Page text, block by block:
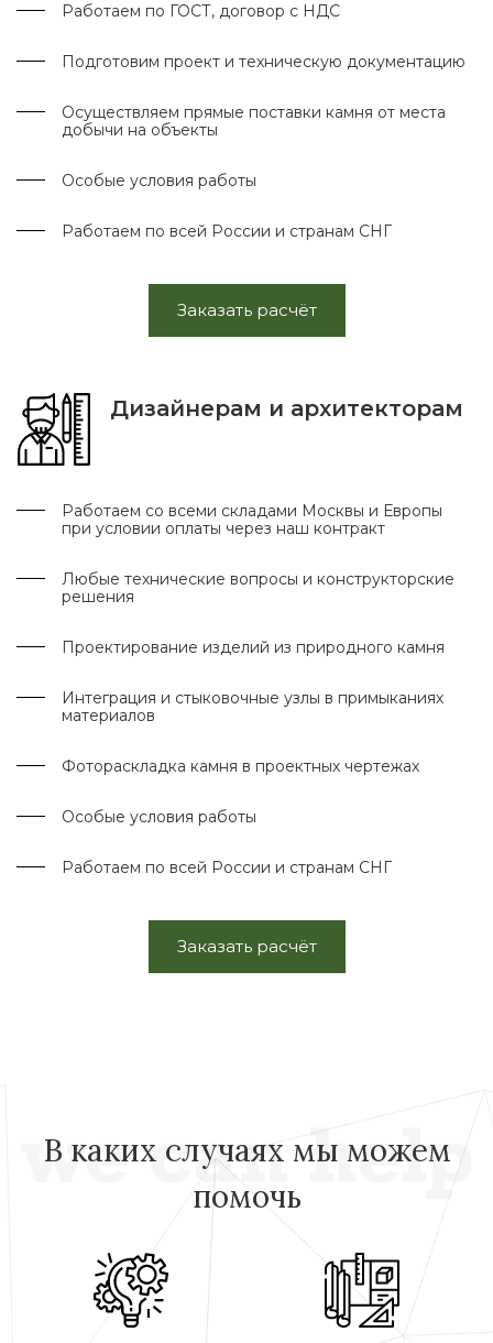
Работаем по ГОСТ, договор с НДС
Подготовим проект и техническую документацию
Осуществляем прямые поставки камня от места
добычи на объекты
Особые условия работы
Работаем по всей России и странам СНГ
Заказать расчёт
Дизайнерам и архитекторам
Работаем со всеми складами Москвы и Европы
при условии оплаты через наш контракт
Любые технические вопросы и конструкторские
решения
Проектирование изделий из природного камня
Интеграция и стыковочные узлы в примыканиях
материалов
Фотораскладка камня в проектных чертежах
Особые условия работы
Работаем по всей России и странам СНГ
Заказать расчёт
В каких случаях мы можем
помочь